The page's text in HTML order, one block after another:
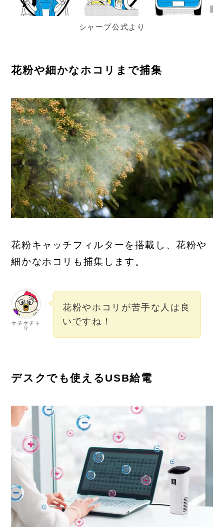
シャープ公式より
花粉や細かなホコリまで捕集
花粉キャッチフィルターを搭載し、花粉や
細かなホコリも捕集します。
ケチケチト
リ
花粉やホコリが苦手な人は良
いですね！
デスクでも使えるUSB給電